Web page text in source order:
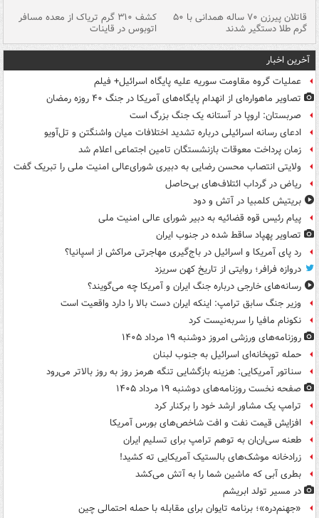
قاتلان پیرزن ۷۰ ساله همدانی با ۵۰
گرم طلا دستگیر شدند
کشف ۳۱۰ گرم تریاک از معده مسافر
اتوبوس در قاینات
آخرین اخبار
عملیات گروه مقاومت سوریه علیه پایگاه اسرائیل+ فیلم
تصاویر ماهواره‌ای از انهدام پایگاه‌های آمریکا در جنگ ۴۰ روزه رمضان
صربستان: اروپا در آستانه یک جنگ بزرگ است
ادعای رسانه اسرائیلی درباره تشدید اختلافات میان واشنگتن و تل‌آویو
زمان پرداخت معوقات بازنشستگان تامین اجتماعی اعلام شد
ولایتی انتصاب محسن رضایی به دبیری شورای‌عالی امنیت ملی را تبریک گفت
ریاض در گرداب ائتلاف‌های بی‌حاصل
بریتیش کلمبیا در آتش و دود
پیام رئیس قوه قضائیه به دبیر شورای عالی امنیت ملی
تصاویر پهپاد ساقط شده در جنوب ایران
رد پای آمریکا و اسرائیل در باج‌گیری مهاجرتی مراکش از اسپانیا؟
دروازه فرافر؛ روایتی از تاریخ کهن سریزد
رسانه‌های خارجی درباره جنگ ایران و آمریکا چه می‌گویند؟
وزیر جنگ سابق ترامپ: اینکه ایران دست بالا را دارد واقعیت است
نکونام مافیا را سربه‌نیست کرد
روزنامه‌های ورزشی امروز دوشنبه ۱۹ مرداد ۱۴۰۵
حمله توپخانه‌ای اسرائیل به جنوب لبنان
سناتور آمریکایی: هزینه بازگشایی تنگه هرمز روز به روز بالاتر می‌رود
صفحه نخست روزنامه‌های دوشنبه ۱۹ مرداد ۱۴۰۵
ترامپ یک مشاور ارشد خود را برکنار کرد
افزایش قیمت نفت و افت شاخص‌های بورس آمریکا
طعنه سی‌ان‌ان به توهم ترامپ برای تسلیم ایران
زرادخانه موشک‌های بالستیک آمریکایی ته کشید!
بطری آبی که ماشین شما را به آتش می‌کشد
در مسیر تولد ابریشم
«جهنم‌دره»؛ برنامه تایوان برای مقابله با حمله احتمالی چین